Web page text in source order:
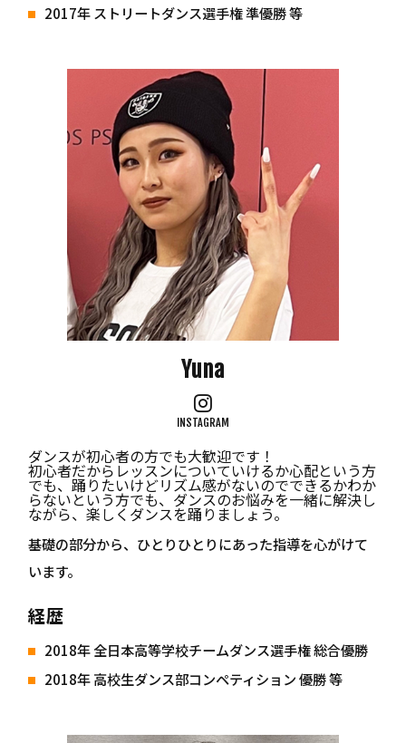
2017年 ストリートダンス選手権 準優勝 等
Yuna
INSTAGRAM
ダンスが初心者の方でも大歓迎です！
初心者だからレッスンについていけるか心配という方
でも、踊りたいけどリズム感がないのでできるかわか
らないという方でも、ダンスのお悩みを一緒に解決し
ながら、楽しくダンスを踊りましょう。
基礎の部分から、ひとりひとりにあった指導を心がけて
います。
経歴
2018年 全日本高等学校チームダンス選手権 総合優勝
2018年 高校生ダンス部コンペティション 優勝 等